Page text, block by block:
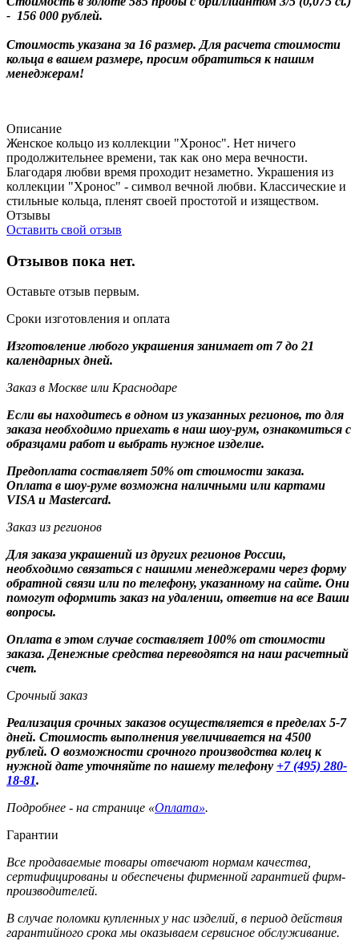
- 156 000 рублей.
Стоимость указана за 16 размер. Для расчета стоимости
кольца в вашем размере, просим обратиться к нашим
менеджерам!
Описание
Женское кольцо из коллекции "Хронос". Нет ничего
продолжительнее времени, так как оно мера вечности.
Благодаря любви время проходит незаметно. Украшения из
коллекции "Хронос" - символ вечной любви. Классические и
стильные кольца, пленят своей простотой и изяществом.
Отзывы
Оставить свой отзыв
Отзывов пока нет.
Оставьте отзыв первым.
Сроки изготовления и оплата
Изготовление любого украшения занимает от 7 до 21
календарных дней.
Заказ в Москве или Краснодаре
Если вы находитесь в одном из указанных регионов, то для
заказа необходимо приехать в наш шоу-рум, ознакомиться с
образцами работ и выбрать нужное изделие.
Предоплата составляет 50% от стоимости заказа.
Оплата в шоу-руме возможна наличными или картами
VISA и Mastercard.
Заказ из регионов
Для заказа украшений из других регионов России,
необходимо связаться с нашими менеджерами через форму
обратной связи или по телефону, указанному на сайте. Они
помогут оформить заказ на удалении, ответив на все Ваши
вопросы.
Оплата в этом случае составляет 100% от стоимости
заказа. Денежные средства переводятся на наш расчетный
счет.
Срочный заказ
Реализация срочных заказов осуществляется в пределах 5-7
дней. Стоимость выполнения увеличивается на 4500
рублей. О возможности срочного производства колец к
нужной дате уточняйте по нашему телефону +7 (495) 280-
18-81.
Подробнее - на странице «Оплата».
Гарантии
Все продаваемые товары отвечают нормам качества,
сертифицированы и обеспечены фирменной гарантией фирм-
производителей.
В случае поломки купленных у нас изделий, в период действия
гарантийного срока мы оказываем сервисное обслуживание.